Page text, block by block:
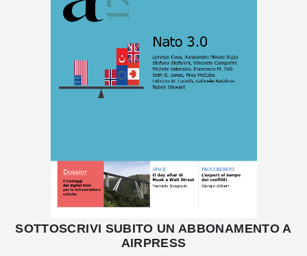
SOTTOSCRIVI SUBITO UN ABBONAMENTO A
AIRPRESS